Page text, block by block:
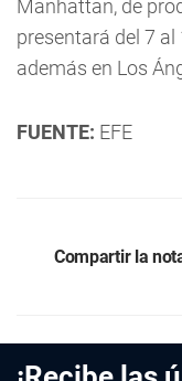
Manhattan, de
presentará del 7
además en Los
FUENTE: EFE
Compartir la